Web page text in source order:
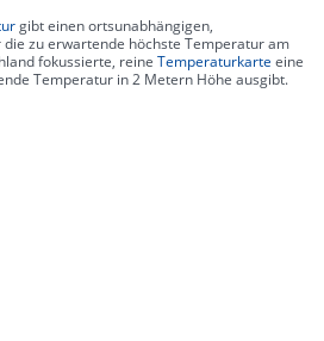
gibt einen ortsunabhängigen,
zu erwartende höchste Temperatur am
fokussierte, reine Temperaturkarte eine
Temperatur in 2 Metern Höhe ausgibt.